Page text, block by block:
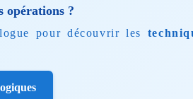
opérations ?
pour découvrir les